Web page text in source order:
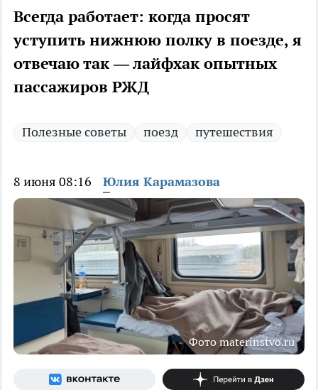
Всегда работает: когда просят
уступить нижнюю полку в поезде, я
отвечаю так — лайфхак опытных
пассажиров РЖД
Полезные советы поезд путешествия
8 июня 08:16 Юлия Карамазова
Фото materinstvo.ru